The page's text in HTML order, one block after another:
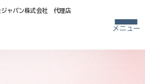
ャパン株式会社 代理店
メニュー